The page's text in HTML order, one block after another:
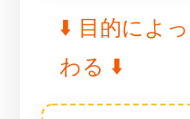
⬇️ 目的によ
わる ⬇️